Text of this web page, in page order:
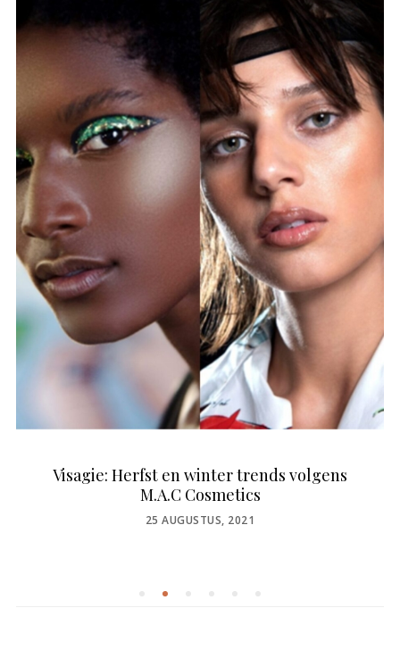
Visagie: Herfst en winter trends volgens
M.A.C Cosmetics
POSTED
25 AUGUSTUS, 2021